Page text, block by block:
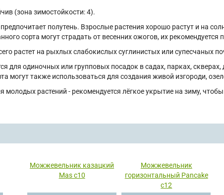
(зона зимостойкости: 4).
предпочитает полутень. Взрослые растения хорошо растут и на
сорта могут страдать от весенних ожогов, их рекомендуется
растет на рыхлых слабокислых суглинистых или супесчаных
для одиночных или групповых посадок в садах, парках,
могут также использоваться для создания живой изгороди,
молодых растений - рекомендуется лёгкое укрытие на зиму,
Можжевельник казацкий
Mas с10
Можжевельник
горизонтальный Pancake
с12